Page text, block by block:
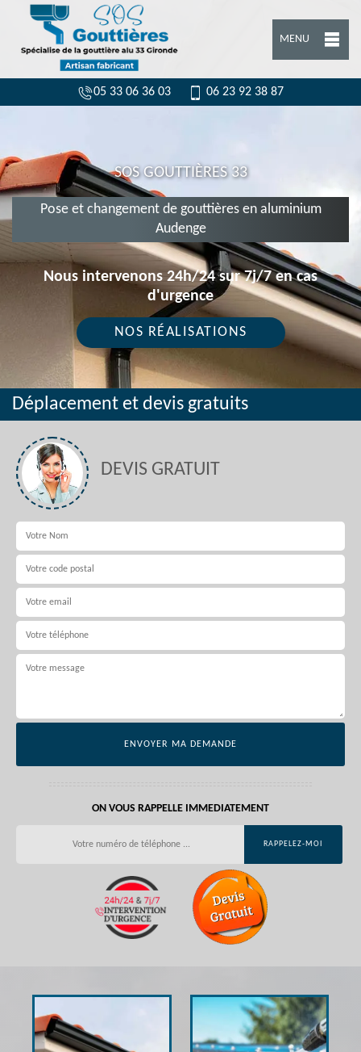
MENU
05 33 06 36 03 06 23 92 38 87
SOS GOUTTIÈRES 33
Pose et changement de gouttières en aluminium
Audenge
Nous intervenons 24h/24 sur 7j/7 en cas
d'urgence
NOS RÉALISATIONS
Déplacement et devis gratuits
DEVIS GRATUIT
ON VOUS RAPPELLE IMMEDIATEMENT